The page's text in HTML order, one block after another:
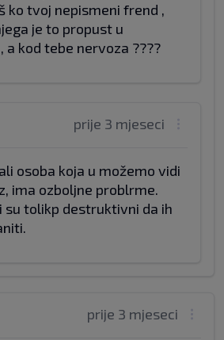
ko tvoj nepismeni frend ,
je to propust u
a kod tebe nervoza ????
prije 3 mjeseci
osoba koja u možemo vidi
ima ozboljne problrme.
su tolikp destruktivni da ih
prije 3 mjeseci